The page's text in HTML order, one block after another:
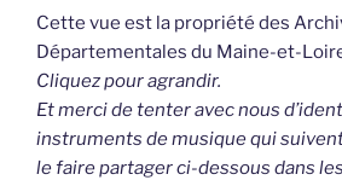
Cette vue est la propriété des
Départementales du Maine-et-
Cliquez pour agrandir.
Et merci de tenter avec nous
instruments de musique qui
le faire partager ci-dessous dans